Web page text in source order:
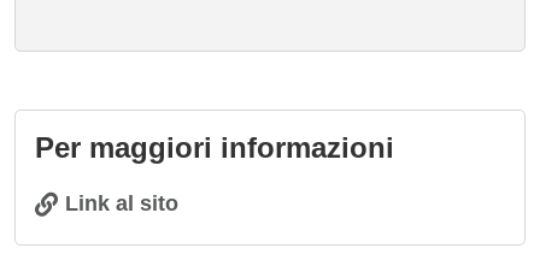
Per maggiori informazioni
Link al sito